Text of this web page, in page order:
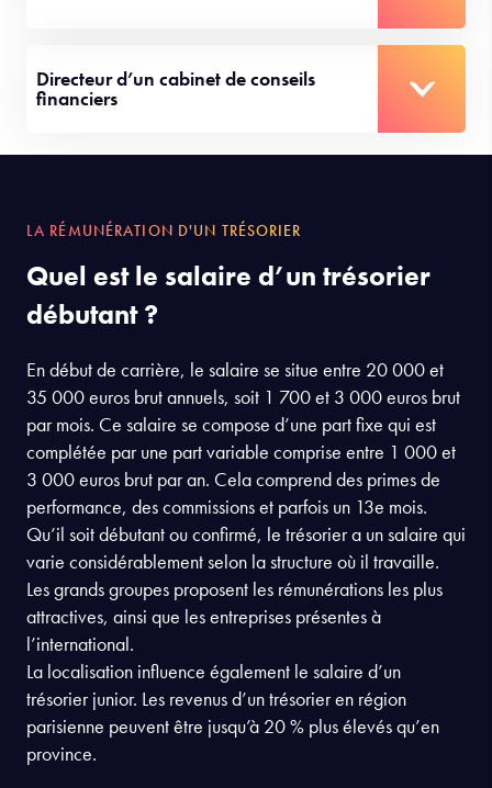
Directeur d’un cabinet de conseils
financiers
LA RÉMUNÉRATION D'UN TRÉSORIER
Quel est le salaire d’un trésorier
débutant ?
En début de carrière, le salaire se situe entre 20 000 et
35 000 euros brut annuels, soit 1 700 et 3 000 euros brut
par mois. Ce salaire se compose d’une part fixe qui est
complétée par une part variable comprise entre 1 000 et
3 000 euros brut par an. Cela comprend des primes de
performance, des commissions et parfois un 13e mois.
Qu’il soit débutant ou confirmé, le trésorier a un salaire qui
varie considérablement selon la structure où il travaille.
Les grands groupes proposent les rémunérations les plus
attractives, ainsi que les entreprises présentes à
l’international.
La localisation influence également le salaire d’un
trésorier junior. Les revenus d’un trésorier en région
parisienne peuvent être jusqu’à 20 % plus élevés qu’en
province.